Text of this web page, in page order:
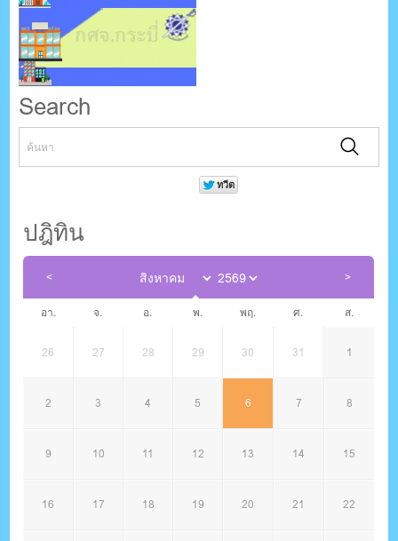
Search
ปฎิทิน
อา. จ. อ. พ. พฤ. ศ. ส.
26 27 28 29 30 31 1
2 3 4 5 6 7 8
9 10 11 12 13 14 15
16 17 18 19 20 21 22